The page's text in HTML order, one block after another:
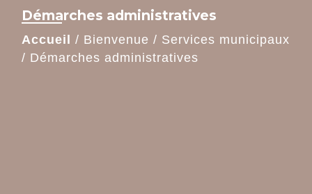
Démarches administratives
Accueil / Bienvenue / Services municipaux
/ Démarches administratives